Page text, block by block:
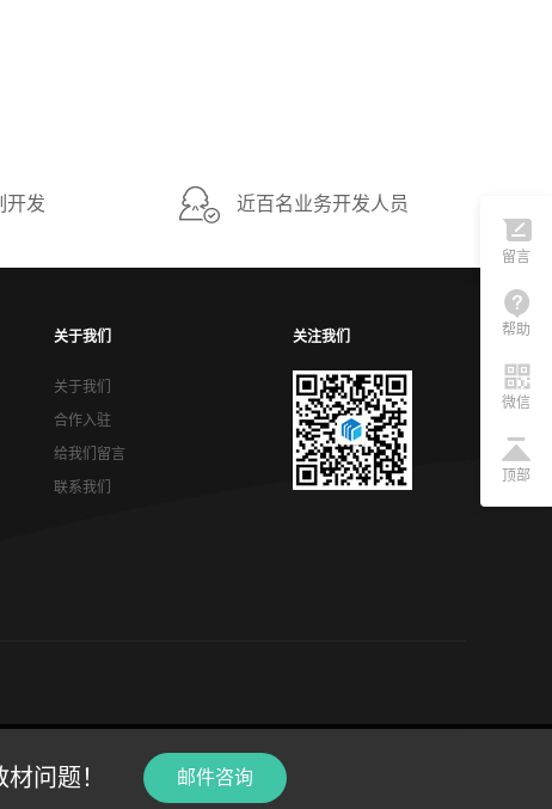
问题！ 邮件咨询
开发 近百名业务开发人员
关于我们
关于我们
合作入驻
给我们留言
联系我们
关注我们
留言
帮助
微信
顶部